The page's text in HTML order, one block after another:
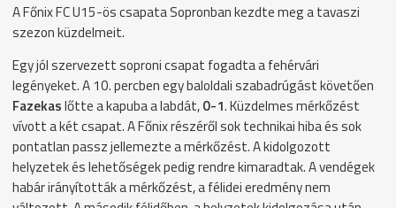
A Főnix FC U15-ös csapata Sopronban kezdte meg a tavaszi
szezon küzdelmeit.
Egy jól szervezett soproni csapat fogadta a fehérvári
legényeket. A 10. percben egy baloldali szabadrúgást követően
Fazekaslőtte a kapuba a labdát,0-1. Küzdelmes mérkőzést
vívott a két csapat. A Főnix részéről sok technikai hiba és sok
pontatlan passz jellemezte a mérkőzést. A kidolgozott
helyzetek és lehetőségek pedig rendre kimaradtak. A vendégek
habár irányították a mérkőzést, a félidei eredmény nem